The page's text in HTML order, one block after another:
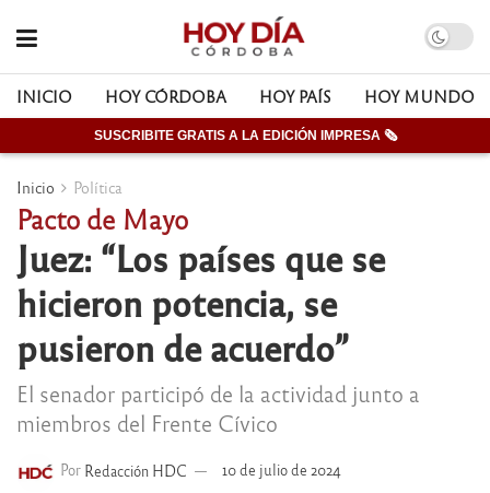
INICIO HOY CÓRDOBA HOY PAÍS HOY MUNDO
SUSCRIBITE GRATIS A LA EDICIÓN IMPRESA 🗞
Inicio Política
Pacto de Mayo
Juez: “Los países que se
hicieron potencia, se
pusieron de acuerdo”
El senador participó de la actividad junto a
miembros del Frente Cívico
Por Redacción HDC 10 de julio de 2024